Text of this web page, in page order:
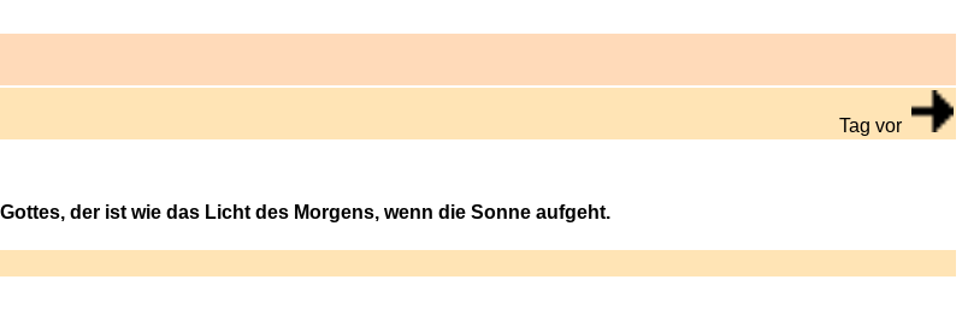
Tag vor
der ist wie das Licht des Morgens, wenn die Sonne aufgeht.